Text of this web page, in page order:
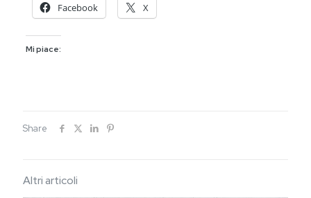
Facebook X
Mi piace:
Share
Altri articoli